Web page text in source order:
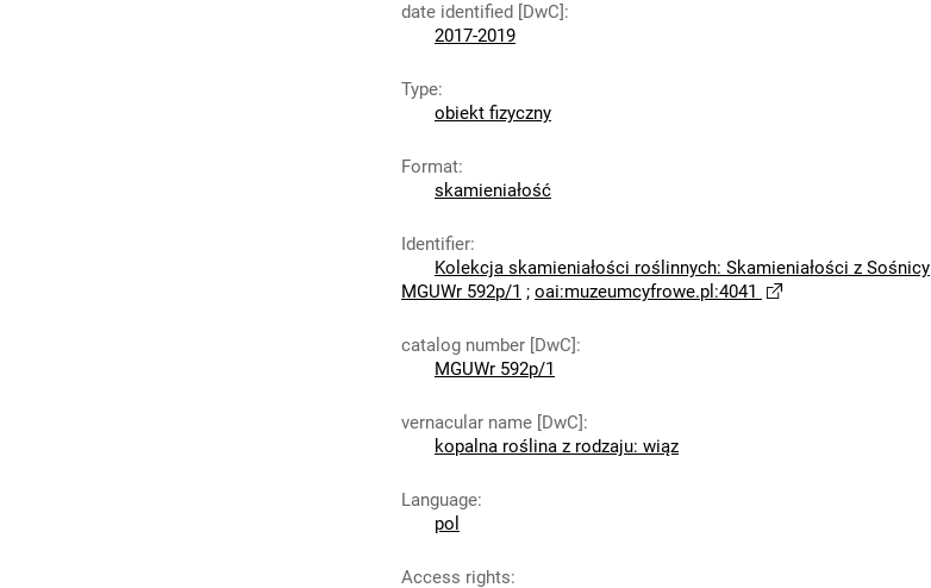
date identified [DwC]:
2017-2019
Type:
obiekt fizyczny
Format:
skamieniałość
Identifier:
Kolekcja skamieniałości roślinnych: Skamieniałości z Sośnicy
MGUWr 592p/1 ; oai:muzeumcyfrowe.pl:4041
catalog number [DwC]:
MGUWr 592p/1
vernacular name [DwC]:
kopalna roślina z rodzaju: wiąz
Language:
pol
Access rights: